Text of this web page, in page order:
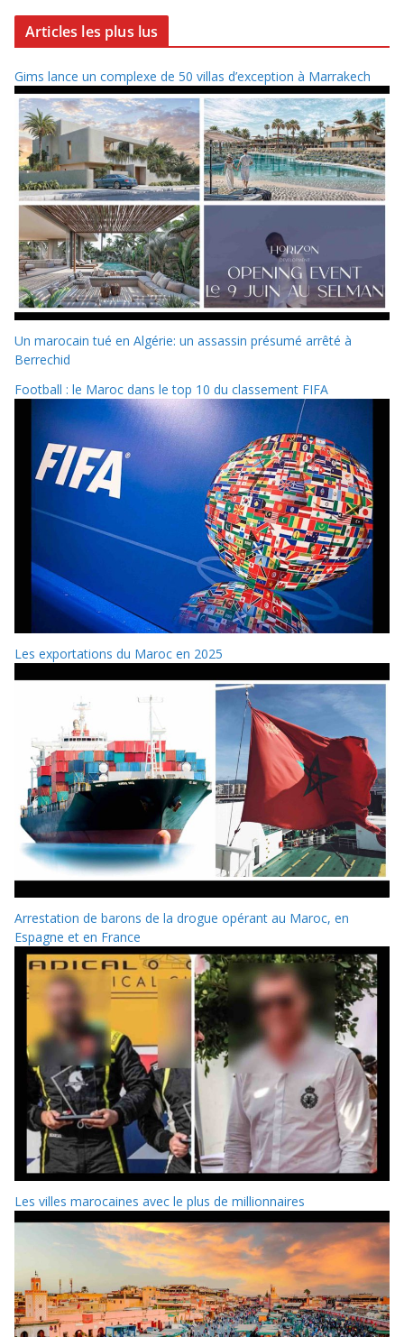
Articles les plus lus
Gims lance un complexe de 50 villas d’exception à Marrakech
Un marocain tué en Algérie: un assassin présumé arrêté à
Berrechid
Football : le Maroc dans le top 10 du classement FIFA
Les exportations du Maroc en 2025
Arrestation de barons de la drogue opérant au Maroc, en
Espagne et en France
Les villes marocaines avec le plus de millionnaires